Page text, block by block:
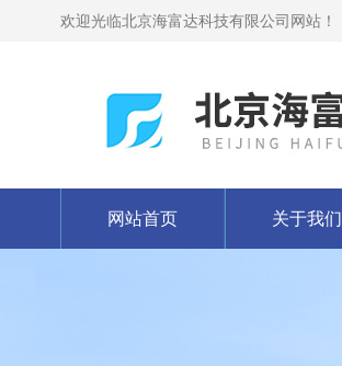
欢迎光临北京海富达科技有限公司网站！
网站首页 关于我们